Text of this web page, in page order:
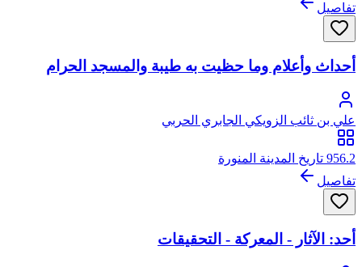
تفاصيل
أحداث وأعلام وما حظيت به طيبة والمسجد الحرام
علي بن ثائب الزويكي الجابري الحربي
956.2 تاريخ المدينة المنورة
تفاصيل
أحد: الآثار - المعركة - التحقيقات